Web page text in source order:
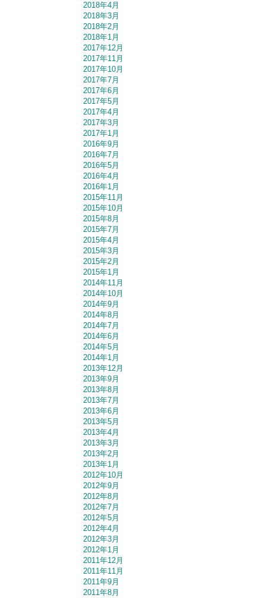
2018年4月
2018年3月
2018年2月
2018年1月
2017年12月
2017年11月
2017年10月
2017年7月
2017年6月
2017年5月
2017年4月
2017年3月
2017年1月
2016年9月
2016年7月
2016年5月
2016年4月
2016年1月
2015年11月
2015年10月
2015年8月
2015年7月
2015年4月
2015年3月
2015年2月
2015年1月
2014年11月
2014年10月
2014年9月
2014年8月
2014年7月
2014年6月
2014年5月
2014年1月
2013年12月
2013年9月
2013年8月
2013年7月
2013年6月
2013年5月
2013年4月
2013年3月
2013年2月
2013年1月
2012年10月
2012年9月
2012年8月
2012年7月
2012年5月
2012年4月
2012年3月
2012年1月
2011年12月
2011年11月
2011年9月
2011年8月